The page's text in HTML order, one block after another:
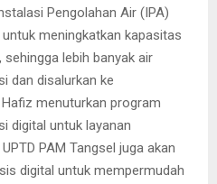
Pengolahan Air (IPA)
meningkatkan kapasitas
lebih banyak air
dan disalurkan ke
menuturkan program
digital untuk layanan
PAM Tangsel juga akan
digital untuk mempermudah